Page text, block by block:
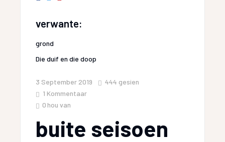
verwante:
grond
Die duif en die doop
3 September 2019 444 gesien
1 Kommentaar
0 hou van
buite seisoen